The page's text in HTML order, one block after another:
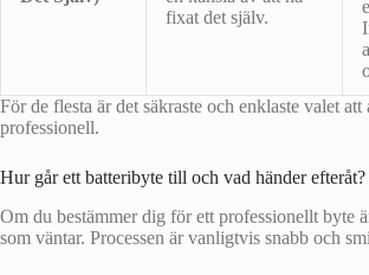
fixat det själv.
För de flesta är det säkraste och enklaste valet att
professionell.
Hur går ett batteribyte till och vad händer efteråt?
Om du bestämmer dig för ett professionellt byte
som väntar. Processen är vanligtvis snabb och